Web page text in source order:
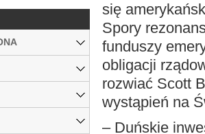
się
Spory
funduszy
obligacji
rozwiać Scott
wystąpień na
– Duńskie